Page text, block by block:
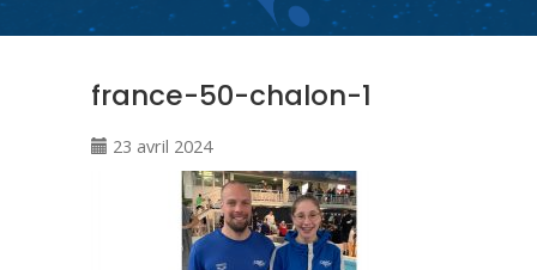
france-50-chalon-1
23 avril 2024